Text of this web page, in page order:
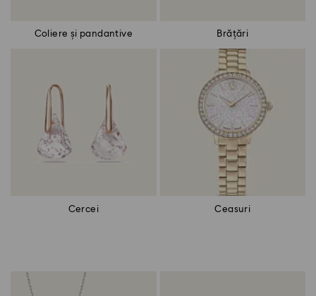
Coliere și pandantive Brățări
Cercei Ceasuri